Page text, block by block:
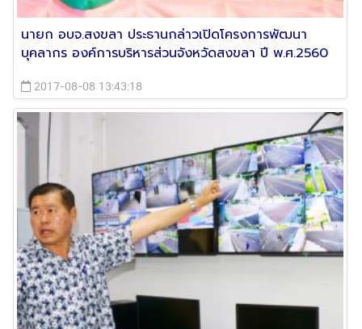
นายก อบจ.สงขลา ประธานกล่าวเปิดโครงการพัฒนา
บุคลากร องค์การบริหารส่วนจังหวัดสงขลา ปี พ.ศ.2560
2017-08-08 13:43:18